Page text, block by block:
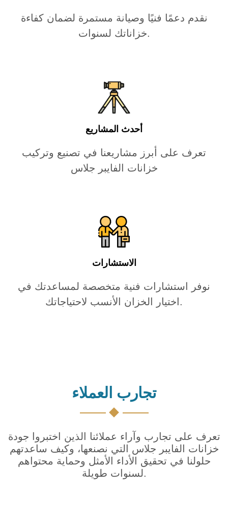
نقدم دعمًا فنيًا وصيانة مستمرة لضمان كفاءة
خزاناتك لسنوات.
أحدث المشاريع
تعرف على أبرز مشاريعنا في تصنيع وتركيب
خزانات الفايبر جلاس
الاستشارات
نوفر استشارات فنية متخصصة لمساعدتك في
اختيار الخزان الأنسب لاحتياجاتك.
تجارب العملاء
تعرف على تجارب وآراء عملائنا الذين اختبروا جودة
خزانات الفايبر جلاس التي نصنعها، وكيف ساعدتهم
حلولنا في تحقيق الأداء الأمثل وحماية محتواهم
لسنوات طويلة.